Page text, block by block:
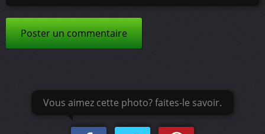
Poster un commentaire
Vous aimez cette photo? faites-le savoir.